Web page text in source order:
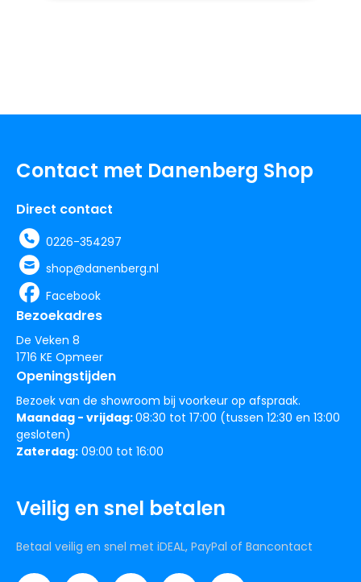
Contact met Danenberg Shop
Direct contact
0226-354297
shop@danenberg.nl
Facebook
Bezoekadres
De Veken 8
1716 KE Opmeer
Openingstijden
Bezoek van de showroom bij voorkeur op afspraak.
Maandag - vrijdag:08:30 tot 17:00 (tussen 12:30 en 13:00
gesloten)
Zaterdag: 09:00 tot 16:00
Veilig en snel betalen
Betaal veilig en snel met iDEAL, PayPal of Bancontact